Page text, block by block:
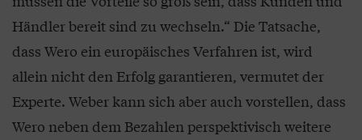
Händler bereit sind zu wechseln.“ Die Tatsache,
dass Wero ein europäisches Verfahren ist, wird
allein nicht den Erfolg garantieren, vermutet der
Experte. Weber kann sich aber auch vorstellen, dass
Wero neben dem Bezahlen perspektivisch weitere